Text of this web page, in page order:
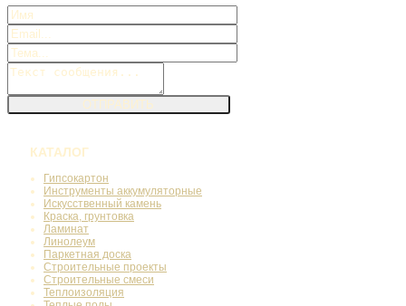
КАТАЛОГ
Гипсокартон
Инструменты аккумуляторные
Искусственный камень
Краска, грунтовка
Ламинат
Линолеум
Паркетная доска
Строительные проекты
Строительные смеси
Теплоизоляция